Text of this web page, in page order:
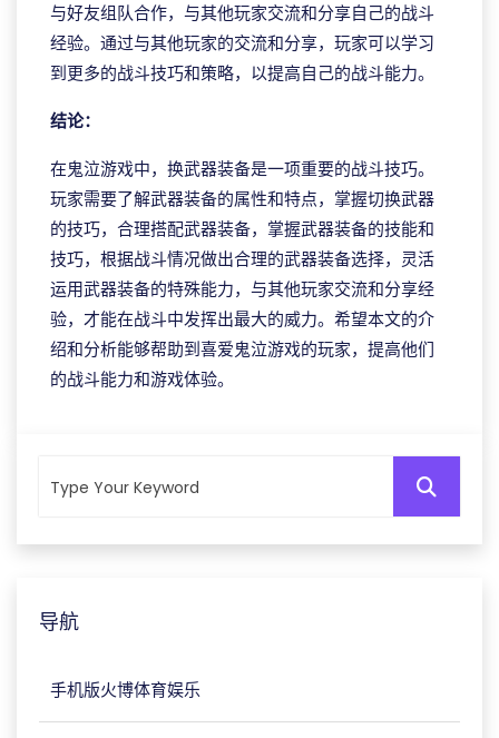
与好友组队合作，与其他玩家交流和分享自己的战斗
经验。通过与其他玩家的交流和分享，玩家可以学习
到更多的战斗技巧和策略，以提高自己的战斗能力。
结论：
在鬼泣游戏中，换武器装备是一项重要的战斗技巧。
玩家需要了解武器装备的属性和特点，掌握切换武器
的技巧，合理搭配武器装备，掌握武器装备的技能和
技巧，根据战斗情况做出合理的武器装备选择，灵活
运用武器装备的特殊能力，与其他玩家交流和分享经
验，才能在战斗中发挥出最大的威力。希望本文的介
绍和分析能够帮助到喜爱鬼泣游戏的玩家，提高他们
的战斗能力和游戏体验。
导航
手机版火博体育娱乐